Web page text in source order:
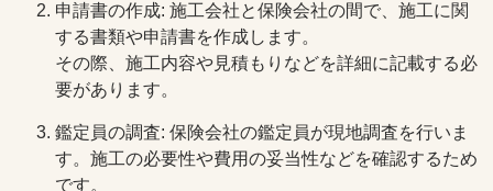
申請書の作成: 施工会社と保険会社の間で、施工に関
する書類や申請書を作成します。
その際、施工内容や見積もりなどを詳細に記載する必
要があります。
鑑定員の調査: 保険会社の鑑定員が現地調査を行いま
す。施工の必要性や費用の妥当性などを確認するため
です。